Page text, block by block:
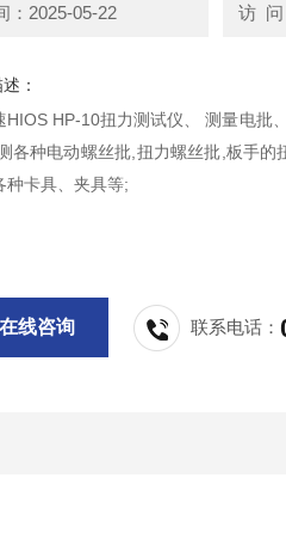
：2025-05-22 访 问
：
HIOS HP-10扭力测试仪、 测量电批
各种电动螺丝批,扭力螺丝批,板手的
种卡具、夹具等;
在线咨询 联系电话：